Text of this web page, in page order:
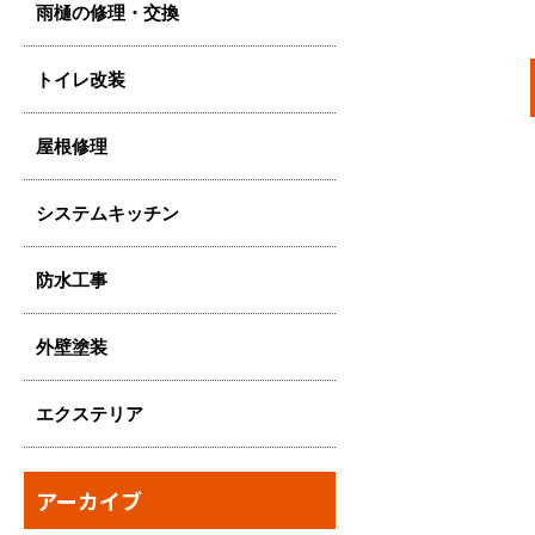
雨樋の修理・交換
トイレ改装
屋根修理
システムキッチン
防水工事
外壁塗装
エクステリア
アーカイブ